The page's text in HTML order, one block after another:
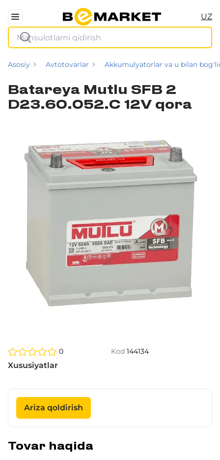
UZ
Asosiy Avtotovarlar Akkumulyatorlar va u bilan
Batareya Mutlu SFB 2
D23.60.052.C 12V qora
0 Kod 144134
Xususiyatlar
Ariza qoldirish
Tovar haqida